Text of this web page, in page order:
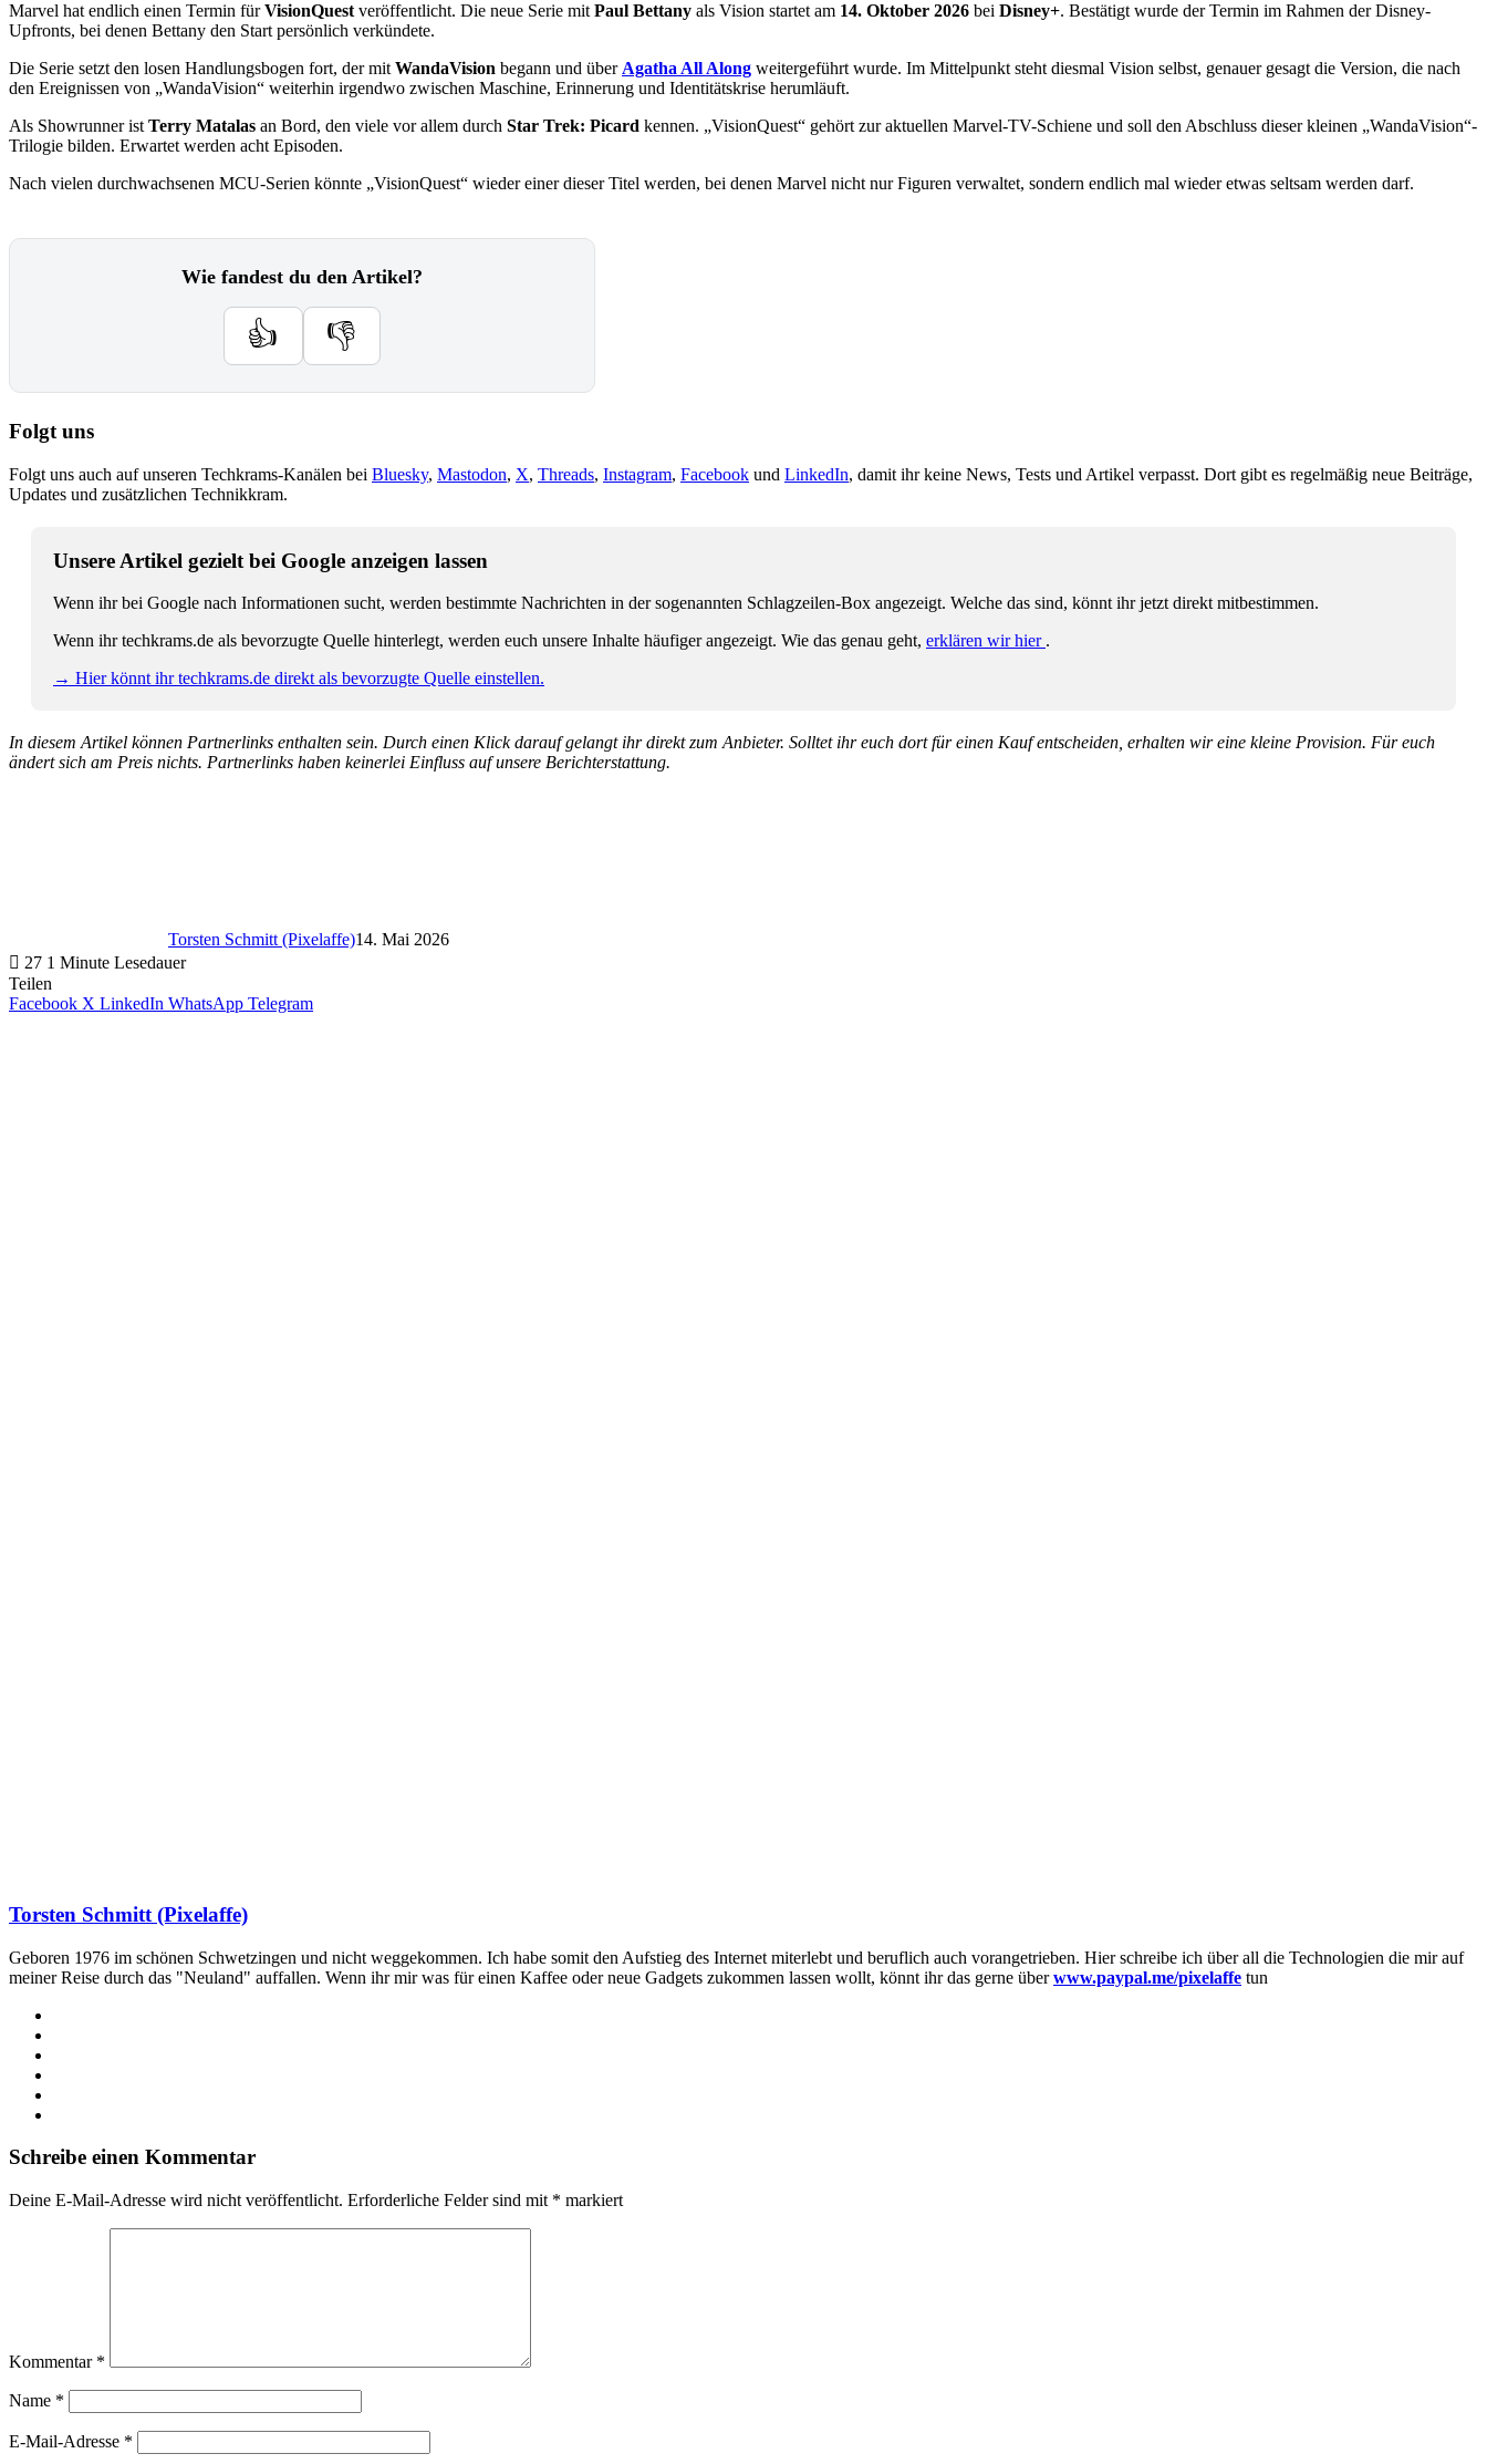
Marvel hat endlich einen Termin fürVisionQuest veröffentlicht. Die neue Serie mit Paul Bettany als Vision startet am 14. Oktober 2026 bei Disney+. Bestätigt wurde der Termin im Rahmen der Disney-
Upfronts, bei denen Bettany den Start persönlich verkündete.
Die Serie setzt den losen Handlungsbogen fort, der mit WandaVision begann und über Agatha All Along weitergeführt wurde. Im Mittelpunkt steht diesmal Vision selbst, genauer gesagt die Version, die nach
den Ereignissen von „WandaVision“ weiterhin irgendwo zwischen Maschine, Erinnerung und Identitätskrise herumläuft.
Als Showrunner ist Terry Matalas an Bord, den viele vor allem durch Star Trek: Picard kennen. „VisionQuest“ gehört zur aktuellen Marvel-TV-Schiene und soll den Abschluss dieser kleinen „WandaVision“-
Trilogie bilden. Erwartet werden acht Episoden.
Nach vielen durchwachsenen MCU-Serien könnte „VisionQuest“ wieder einer dieser Titel werden, bei denen Marvel nicht nur Figuren verwaltet, sondern endlich mal wieder etwas seltsam werden darf.
Wie fandest du den Artikel?
👍 👎
Folgt uns
Folgt uns auch auf unseren Techkrams-Kanälen bei Bluesky, Mastodon, X, Threads, Instagram, Facebook und LinkedIn, damit ihr keine News, Tests und Artikel verpasst. Dort gibt es regelmäßig neue Beiträge,
Updates und zusätzlichen Technikkram.
Unsere Artikel gezielt bei Google anzeigen lassen
Wenn ihr bei Google nach Informationen sucht, werden bestimmte Nachrichten in der sogenannten Schlagzeilen-Box angezeigt. Welche das sind, könnt ihr jetzt direkt mitbestimmen.
Wenn ihr techkrams.de als bevorzugte Quelle hinterlegt, werden euch unsere Inhalte häufiger angezeigt. Wie das genau geht, erklären wir hier .
→ Hier könnt ihr techkrams.de direkt als bevorzugte Quelle einstellen.
In diesem Artikel können Partnerlinks enthalten sein. Durch einen Klick darauf gelangt ihr direkt zum Anbieter. Solltet ihr euch dort für einen Kauf entscheiden, erhalten wir eine kleine Provision. Für euch
ändert sich am Preis nichts. Partnerlinks haben keinerlei Einfluss auf unsere Berichterstattung.
Torsten Schmitt (Pixelaffe)14. Mai 2026
27 1 Minute Lesedauer
Teilen
Facebook X LinkedIn WhatsApp Telegram
Torsten Schmitt (Pixelaffe)
Geboren 1976 im schönen Schwetzingen und nicht weggekommen. Ich habe somit den Aufstieg des Internet miterlebt und beruflich auch vorangetrieben. Hier schreibe ich über all die Technologien die mir auf
meiner Reise durch das "Neuland" auffallen. Wenn ihr mir was für einen Kaffee oder neue Gadgets zukommen lassen wollt, könnt ihr das gerne überwww.paypal.me/pixelaffe tun
Schreibe einen Kommentar
Deine E-Mail-Adresse wird nicht veröffentlicht. Erforderliche Felder sind mit * markiert
Kommentar *
Name *
E-Mail-Adresse *